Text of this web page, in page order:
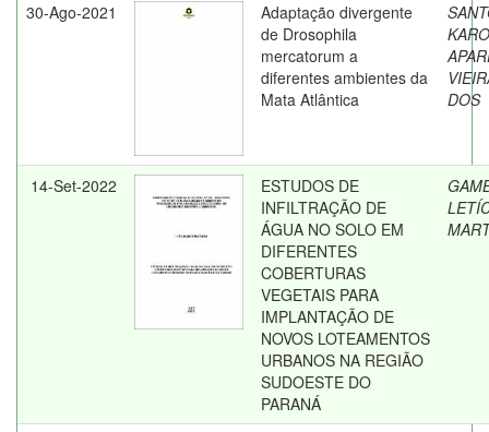
30-Ago-2021
Adaptação divergente
de Drosophila
mercatorum a
diferentes ambientes da
Mata Atlântica
DOS
14-Set-2022
ESTUDOS DE
INFILTRAÇÃO DE
ÁGUA NO SOLO EM
DIFERENTES
COBERTURAS
VEGETAIS PARA
IMPLANTAÇÃO DE
NOVOS LOTEAMENTOS
URBANOS NA REGIÃO
SUDOESTE DO
PARANÁ